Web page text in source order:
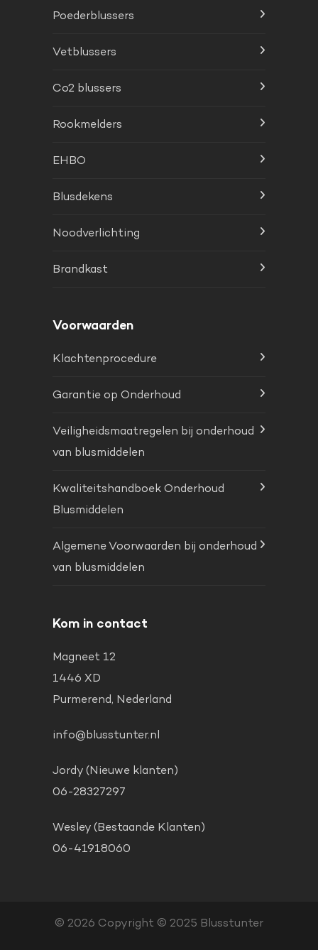
Poederblussers
Vetblussers
Co2 blussers
Rookmelders
EHBO
Blusdekens
Noodverlichting
Brandkast
Voorwaarden
Klachtenprocedure
Garantie op Onderhoud
Veiligheidsmaatregelen bij onderhoud
van blusmiddelen
Kwaliteitshandboek Onderhoud
Blusmiddelen
Algemene Voorwaarden bij onderhoud
van blusmiddelen
Kom in contact
Magneet 12
1446 XD
Purmerend, Nederland
info@blusstunter.nl
Jordy (Nieuwe klanten)
06-28327297
Wesley (Bestaande Klanten)
06-41918060
© 2026 Copyright © 2025 Blusstunter